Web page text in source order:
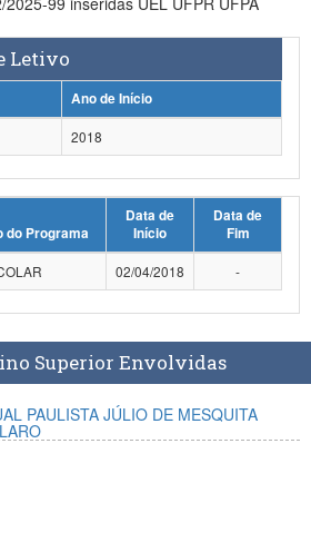
Letivo
Ano de Início
2018
do Programa
Data de
Início
Data de
Fim
02/04/2018 -
Superior Envolvidas
PAULISTA JÚLIO DE MESQUITA